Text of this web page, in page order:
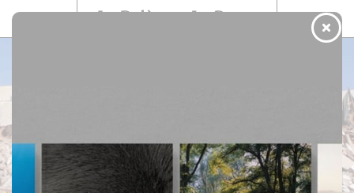
Boutique